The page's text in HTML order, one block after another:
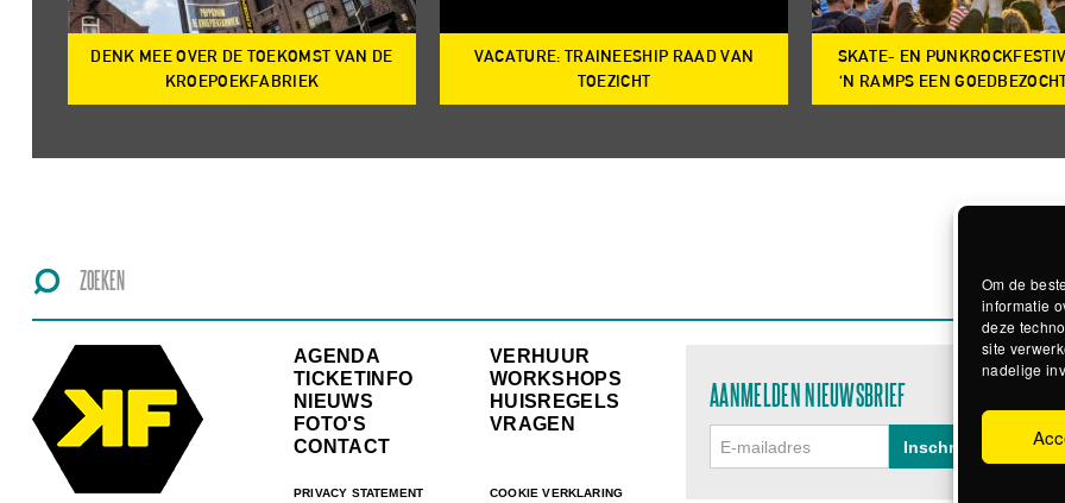
Om de
informatie
deze
site
nadelige
DENK MEE OVER DE TOEKOMST VAN DE
KROEPOEKFABRIEK
VACATURE: TRAINEESHIP RAAD VAN
TOEZICHT
SKATE- EN
‘N RAMPS EEN
AGENDA
TICKETINFO
NIEUWS
FOTO'S
CONTACT
PRIVACY STATEMENT
VERHUUR
WORKSHOPS
HUISREGELS
VRAGEN
COOKIE VERKLARING
AANMELDEN NIEUWSBRIEF